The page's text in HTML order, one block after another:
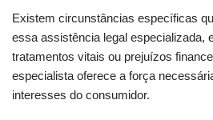
Existem circunstâncias específicas
essa assistência legal especializada,
tratamentos vitais ou prejuízos
especialista oferece a força
interesses do consumidor.